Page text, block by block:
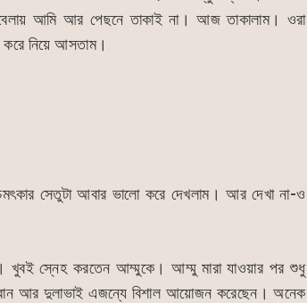
আমি আর পেছনে তাকাই না। আজ তাকালাম। ওরা
করে নিয়ে আসতাম।
চমৎকার সেতুটা আবার ভালো করে দেখলাম। আর দেখা না-ও
খুবই স্নেহ করতেন আম্মুকে। আম্মু মারা যাওয়ার পর শুধু
আর দুলাভাই এজন্যে বিশাল আয়োজন করেছেন। অনেক